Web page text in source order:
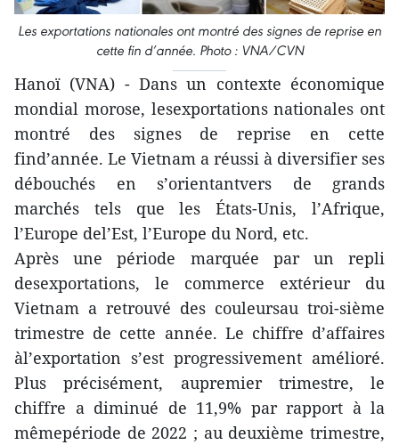
Les exportations nationales ont montré des signes de reprise en
cette fin d’année. Photo : VNA/CVN
Hanoï (VNA) - Dans un contexte économique
mondial morose, lesexportations nationales ont
montré des signes de reprise en cette
find’année. Le Vietnam a réussi à diversifier ses
débouchés en s’orientantvers de grands
marchés tels que les États-Unis, l’Afrique,
l’Europe del’Est, l’Europe du Nord, etc.
Après une période marquée par un repli
desexportations, le commerce extérieur du
Vietnam a retrouvé des couleursau troi-sième
trimestre de cette année. Le chiffre d’affaires
àl’exportation s’est progressivement amélioré.
Plus précisément, aupremier trimestre, le
chiffre a diminué de 11,9% par rapport à la
mêmepériode de 2022 ; au deuxième trimestre,